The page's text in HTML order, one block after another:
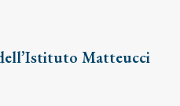
Matteucci